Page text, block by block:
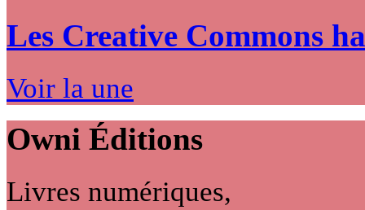
Les Creative Commons
Voir la une
Owni Éditions
Livres numériques,